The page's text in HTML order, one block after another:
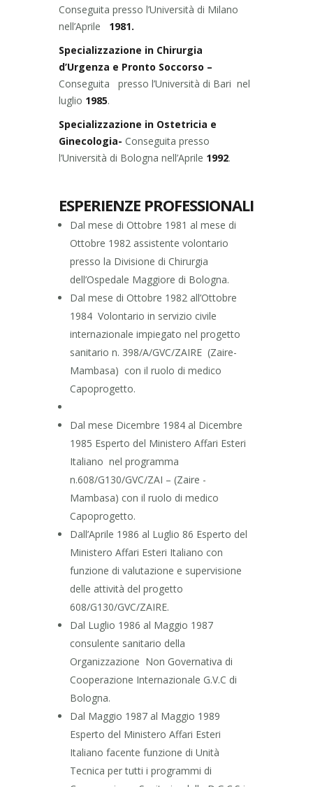
Conseguita presso l’Università di Milano
nell’Aprile 1981.
Specializzazione in Chirurgia
d’Urgenza e Pronto Soccorso –
Conseguita presso l’Università di Bari nel
luglio 1985.
Specializzazione in Ostetricia e
Ginecologia- Conseguita presso
l’Università di Bologna nell’Aprile 1992.
ESPERIENZE PROFESSIONALI
Dal mese di Ottobre 1981 al mese di
Ottobre 1982 assistente volontario
presso la Divisione di Chirurgia
dell’Ospedale Maggiore di Bologna.
Dal mese di Ottobre 1982 all’Ottobre
1984 Volontario in servizio civile
internazionale impiegato nel progetto
sanitario n. 398/A/GVC/ZAIRE (Zaire-
Mambasa) con il ruolo di medico
Capoprogetto.
Dal mese Dicembre 1984 al Dicembre
1985 Esperto del Ministero Affari Esteri
Italiano nel programma
n.608/G130/GVC/ZAI – (Zaire -
Mambasa) con il ruolo di medico
Capoprogetto.
Dall’Aprile 1986 al Luglio 86 Esperto del
Ministero Affari Esteri Italiano con
funzione di valutazione e supervisione
delle attività del progetto
608/G130/GVC/ZAIRE.
Dal Luglio 1986 al Maggio 1987
consulente sanitario della
Organizzazione Non Governativa di
Cooperazione Internazionale G.V.C di
Bologna.
Dal Maggio 1987 al Maggio 1989
Esperto del Ministero Affari Esteri
Italiano facente funzione di Unità
Tecnica per tutti i programmi di